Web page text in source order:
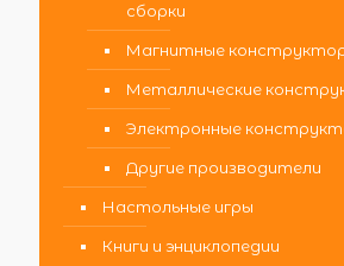
сборки
Магнитные
Металлические
Электронные
Другие производители
Настольные игры
Книги и энциклопедии